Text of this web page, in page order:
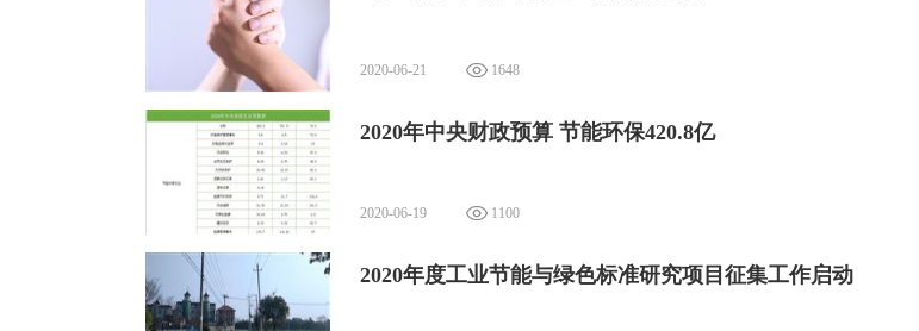
2020-06-21 1648
2020年中央财政预算 节能环保420.8亿
2020-06-19 1100
2020年度工业节能与绿色标准研究项目征集工作启动